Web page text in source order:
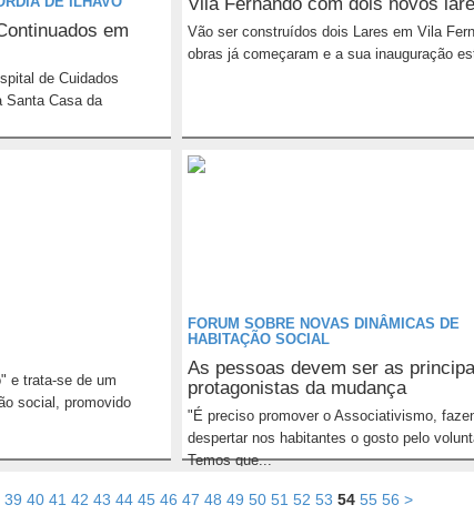
em
de Cuidados
Santa Casa da
Vão ser construídos dois Lares em Vila
obras já começaram e a sua inauguração
e trata-se de um
social, promovido
FORUM SOBRE NOVAS DINÂMICAS DE
HABITAÇÃO SOCIAL
As pessoas devem ser as
protagonistas da mudança
"É preciso promover o Associativismo,
despertar nos habitantes o gosto pelo
Temos que...
39 40 41 42 43 44 45 46 47 48 49 50 51 52 53 54 55 56 >